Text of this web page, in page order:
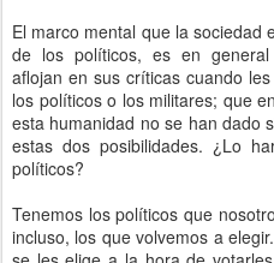
El marco mental que la sociedad
de los políticos, es en general
aflojan en sus críticas cuando
los políticos o los militares; que
esta humanidad no se han dado
estas dos posibilidades. ¿Lo
políticos?
Tenemos los políticos que
incluso, los que volvemos a